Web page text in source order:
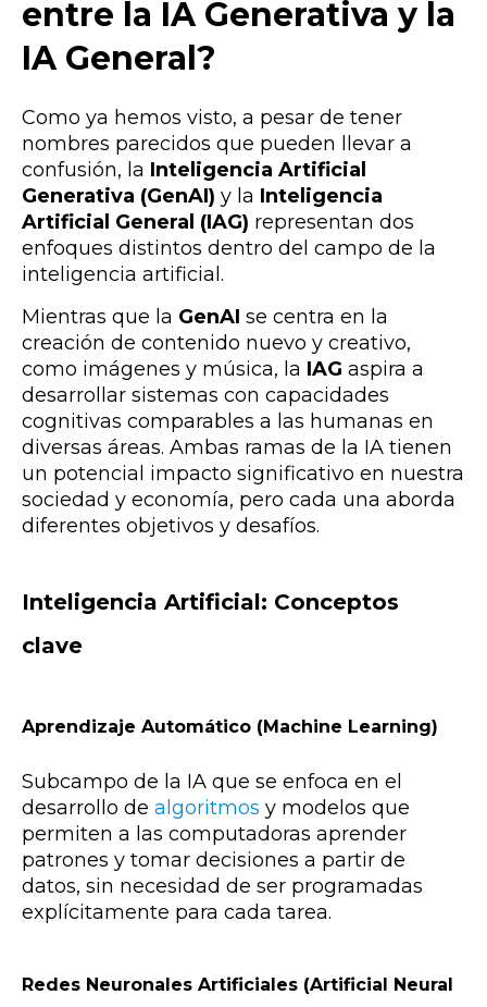
entre la IA Generativa y la
IA General?
Como ya hemos visto, a pesar de tener
nombres parecidos que pueden llevar a
confusión, la Inteligencia Artificial
Generativa (GenAI) y la Inteligencia
Artificial General (IAG) representan dos
enfoques distintos dentro del campo de la
inteligencia artificial.
Mientras que la GenAI se centra en la
creación de contenido nuevo y creativo,
como imágenes y música, la IAG aspira a
desarrollar sistemas con capacidades
cognitivas comparables a las humanas en
diversas áreas. Ambas ramas de la IA tienen
un potencial impacto significativo en nuestra
sociedad y economía, pero cada una aborda
diferentes objetivos y desafíos.
Inteligencia Artificial: Conceptos
clave
Aprendizaje Automático (Machine Learning)
Subcampo de la IA que se enfoca en el
desarrollo de algoritmos y modelos que
permiten a las computadoras aprender
patrones y tomar decisiones a partir de
datos, sin necesidad de ser programadas
explícitamente para cada tarea.
Redes Neuronales Artificiales (Artificial Neural